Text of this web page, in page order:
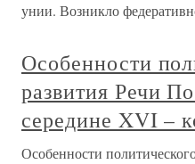
унии. Возникло
Особенности
развития Речи
середине XVI –
Особенности